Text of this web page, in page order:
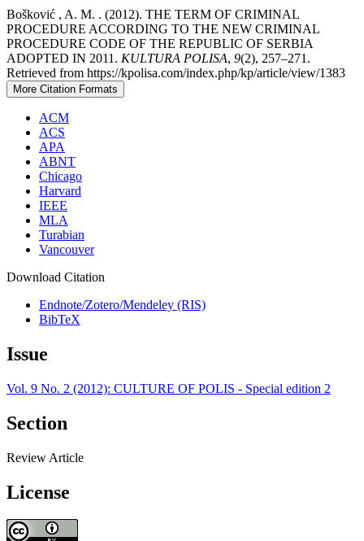
Bošković , A. M. . (2012). THE TERM OF CRIMINAL
PROCEDURE ACCORDING TO THE NEW CRIMINAL
PROCEDURE CODE OF THE REPUBLIC OF SERBIA
ADOPTED IN 2011. KULTURA POLISA, 9(2), 257–271.
Retrieved from https://kpolisa.com/index.php/kp/article/view/1383
More Citation Formats
ACM
ACS
APA
ABNT
Chicago
Harvard
IEEE
MLA
Turabian
Vancouver
Download Citation
Endnote/Zotero/Mendeley (RIS)
BibTeX
Issue
Vol. 9 No. 2 (2012): CULTURE OF POLIS - Special edition 2
Section
Review Article
License